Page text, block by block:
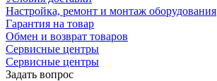
Настройка, ремонт и монтаж оборудования
Гарантия на товар
Обмен и возврат товаров
Сервисные центры
Сервисные центры
Задать вопрос